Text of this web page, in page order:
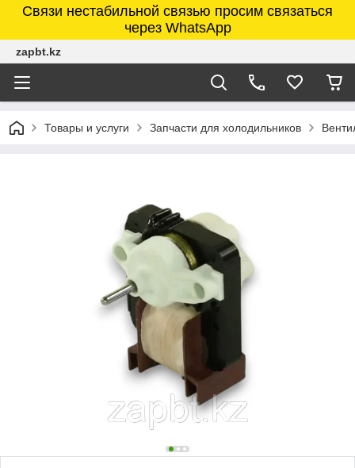
Связи нестабильной связью просим связаться
через WhatsApp
zapbt.kz
Товары и услуги Запчасти для холодильников